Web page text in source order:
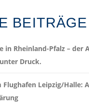
BEITRÄGE
in Rheinland-Pfalz – der
Druck.
Flughafen Leipzig/Halle: